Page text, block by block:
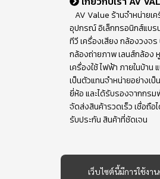
เว็บไซต์นี้มีการใช้ง
AV Value ร้านจำหน่ายเค
อุปกรณ์ อิเล็กทรอนิกส์แบร
ทีวี เครื่องเสียง กล้องวงจ
กล้องถ่ายภาพ เลนส์กล้อง
เครื่องใช้ ไฟฟ้า ภายในบ้าน
เป็นตัวแทนจำหน่ายอย่างเป็
ยี่ห้อ และได้รับรองจากกร
จัดส่งสินค้ารวดเร็ว เชื่อถือ
รับประกัน สินค้าที่ชัดเจน